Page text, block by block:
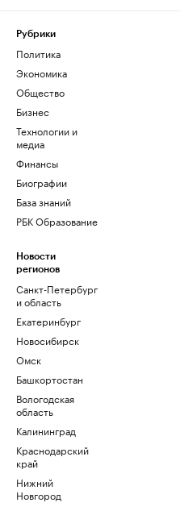
Рубрики
Политика
Экономика
Общество
Бизнес
Технологии и
медиа
Финансы
Биографии
База знаний
РБК Образование
Новости
регионов
Санкт-Петербург
и область
Екатеринбург
Новосибирск
Омск
Башкортостан
Вологодская
область
Калининград
Краснодарский
край
Нижний
Новгород